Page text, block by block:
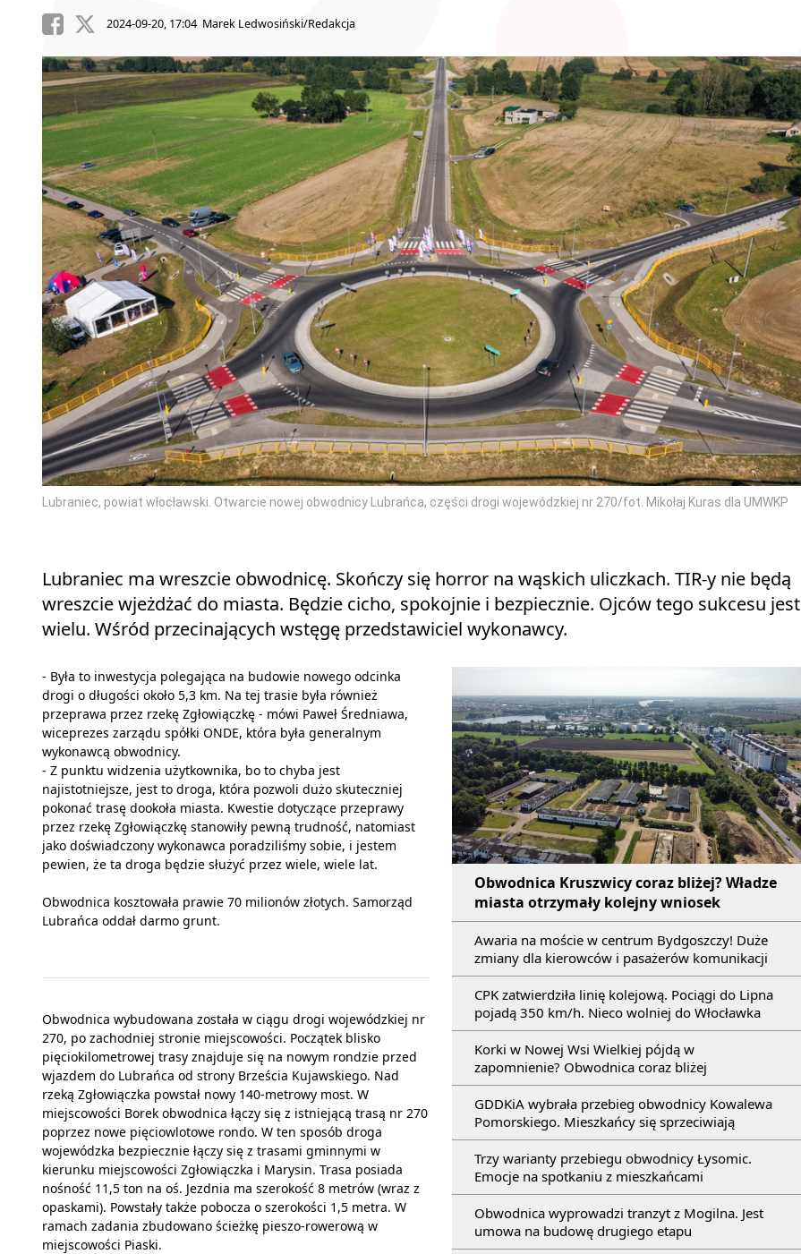
2024-09-20, 17:04 Marek Ledwosiński/Redakcja
Lubraniec, powiat włocławski. Otwarcie nowej obwodnicy Lubrańca, części drogi wojewódzkiej nr 270/fot. Mikołaj Kuras dla UMWKP
Lubraniec ma wreszcie obwodnicę. Skończy się horror na wąskich uliczkach. TIR-y nie będą
wreszcie wjeżdżać do miasta. Będzie cicho, spokojnie i bezpiecznie. Ojców tego sukcesu jest
wielu. Wśród przecinających wstęgę przedstawiciel wykonawcy.
Obwodnica Kruszwicy coraz bliżej? Władze
miasta otrzymały kolejny wniosek
Awaria na moście w centrum Bydgoszczy! Duże
zmiany dla kierowców i pasażerów komunikacji
CPK zatwierdziła linię kolejową. Pociągi do Lipna
pojadą 350 km/h. Nieco wolniej do Włocławka
Korki w Nowej Wsi Wielkiej pójdą w
zapomnienie? Obwodnica coraz bliżej
GDDKiA wybrała przebieg obwodnicy Kowalewa
Pomorskiego. Mieszkańcy się sprzeciwiają
Trzy warianty przebiegu obwodnicy Łysomic.
Emocje na spotkaniu z mieszkańcami
Obwodnica wyprowadzi tranzyt z Mogilna. Jest
umowa na budowę drugiego etapu
- Była to inwestycja polegająca na budowie nowego odcinka
drogi o długości około 5,3 km. Na tej trasie była również
przeprawa przez rzekę Zgłowiączkę - mówi Paweł Średniawa,
wiceprezes zarządu spółki ONDE, która była generalnym
wykonawcą obwodnicy.
- Z punktu widzenia użytkownika, bo to chyba jest
najistotniejsze, jest to droga, która pozwoli dużo skuteczniej
pokonać trasę dookoła miasta. Kwestie dotyczące przeprawy
przez rzekę Zgłowiączkę stanowiły pewną trudność, natomiast
jako doświadczony wykonawca poradziliśmy sobie, i jestem
pewien, że ta droga będzie służyć przez wiele, wiele lat.
Obwodnica kosztowała prawie 70 milionów złotych. Samorząd
Lubrańca oddał darmo grunt.
Obwodnica wybudowana została w ciągu drogi wojewódzkiej nr
270, po zachodniej stronie miejscowości. Początek blisko
pięciokilometrowej trasy znajduje się na nowym rondzie przed
wjazdem do Lubrańca od strony Brześcia Kujawskiego. Nad
rzeką Zgłowiączka powstał nowy 140-metrowy most. W
miejscowości Borek obwodnica łączy się z istniejącą trasą nr 270
poprzez nowe pięciowlotowe rondo. W ten sposób droga
wojewódzka bezpiecznie łączy się z trasami gminnymi w
kierunku miejscowości Zgłowiączka i Marysin. Trasa posiada
nośność 11,5 ton na oś. Jezdnia ma szerokość 8 metrów (wraz z
opaskami). Powstały także pobocza o szerokości 1,5 metra. W
ramach zadania zbudowano ścieżkę pieszo-rowerową w
miejscowości Piaski.